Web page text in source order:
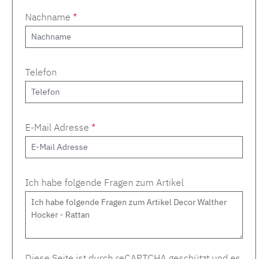
Nachname *
Telefon
E-Mail Adresse *
Ich habe folgende Fragen zum Artikel